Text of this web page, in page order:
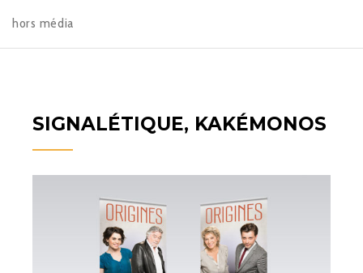
hors média
SIGNALÉTIQUE, KAKÉMONOS